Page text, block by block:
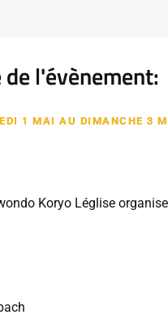
de l'évènement:
1 MAI AU DIMANCHE 3
Koryo Léglise